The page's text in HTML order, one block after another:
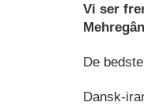
Vi ser
De
Dansk-